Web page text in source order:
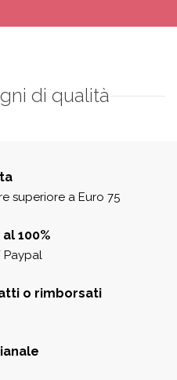
di qualità
superiore a Euro 75
100%
Paypal
o rimborsati